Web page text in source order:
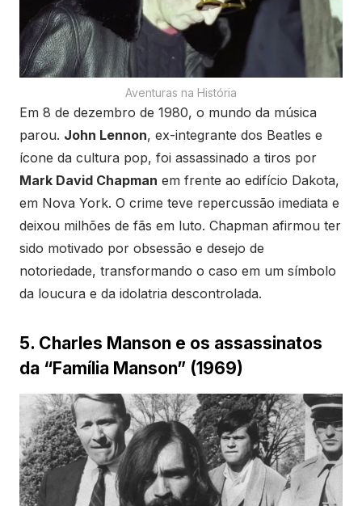
Aventuras na História
Em 8 de dezembro de 1980, o mundo da música
parou. John Lennon, ex-integrante dos Beatles e
ícone da cultura pop, foi assassinado a tiros por
Mark David Chapman em frente ao edifício Dakota,
em Nova York. O crime teve repercussão imediata e
deixou milhões de fãs em luto. Chapman afirmou ter
sido motivado por obsessão e desejo de
notoriedade, transformando o caso em um símbolo
da loucura e da idolatria descontrolada.
5. Charles Manson e os assassinatos
da “Família Manson” (1969)